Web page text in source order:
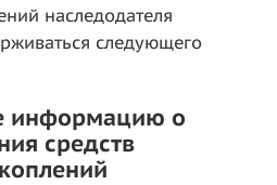
наследодателя
следующего
информацию о
средств